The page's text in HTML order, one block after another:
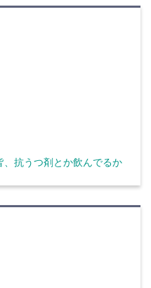
抗うつ剤とか飲んでるか